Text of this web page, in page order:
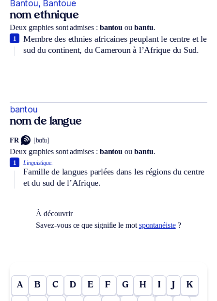
Bantou, Bantoue
nom ethnique
Deux graphies sont admises : bantou ou bantu.
Membre des ethnies africaines peuplant le centre et le
sud du continent, du Cameroun à l’Afrique du Sud.
1
bantou
nom de langue
FR [bɑ̃tu]
Deux graphies sont admises : bantou ou bantu.
Linguistique.
Famille de langues parlées dans les régions du centre
et du sud de l’Afrique.
1
À découvrir
Savez-vous ce que signifie le mot spontanéiste?
A B C D E F G H I J K